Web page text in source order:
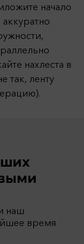
начало
нахлеста в
так, ленту
наш
время